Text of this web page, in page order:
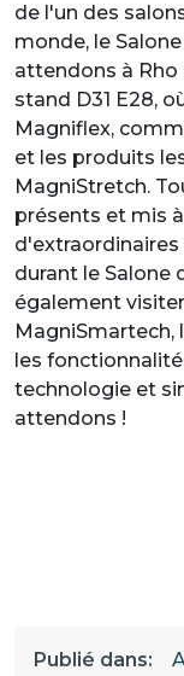
de l'un des
monde, le
attendons à Rho
stand D31 E28,
Magniflex,
et les produits
MagniStretch.
présents et mis
durant le Salone
également
les
technologie et
attendons !
Publié dans: